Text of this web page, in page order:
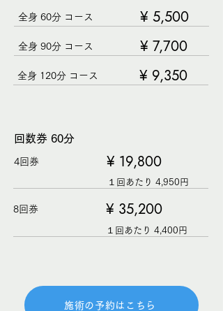
全身 60分 コース ¥ 5,500
全身 90分 コース ¥ 7,700
全身 120分 コース ¥ 9,350
回数券 60分
4回券 ¥ 19,800
１回あたり 4,950円
8回券 ¥ 35,200
１回あたり 4,400円
施術の予約はこちら